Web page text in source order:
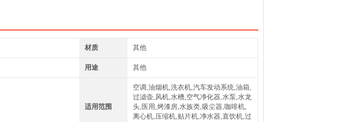
材质 其他
用途 其他
适用范围
空调,油烟机,洗衣机,汽车发动系统,油箱,
过滤壶,风机,水槽,空气净化器,水泵,水龙
头,医用,烤漆房,水族类,吸尘器,咖啡机,
离心机,压缩机,贴片机,净水器,直饮机,过